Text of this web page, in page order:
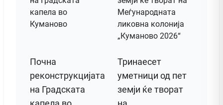
Почна
реконструкцијата
на Градската
Тринаесет
уметници од пет
земји ќе творат